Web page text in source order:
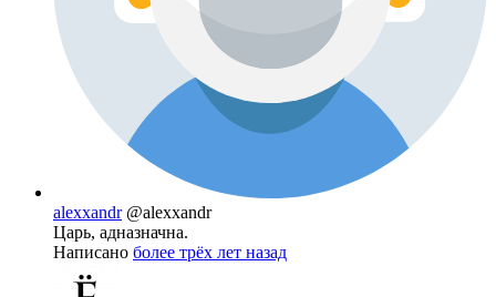
alexxandr @alexxandr
Царь, адназначна.
Написано более трёх лет назад